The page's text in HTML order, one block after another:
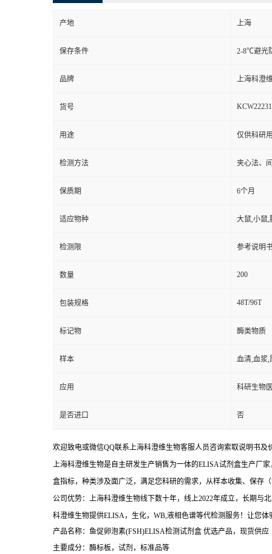
产地 上海
保存条件 2-8℃避光
品牌 上海科澄
货号 KCW22231
用途 仅供科研
检测方法 夹心法、
保质期 6个月
适应物种 大鼠,小鼠,
检测限 参考说明
数量 200
包装规格 48T/96T
标记物 酶类物质
样本 血清,血浆,
应用 科研生物
是否进口 否
欢迎致电或微信QQ联系上海科澄维生物客服人员咨询索取说明书及
上海科澄维生物是自主研发生产销售为一体的ELISA试剂盒生产厂
盒指标，种类涉及面广泛，满足您科研的需求，从样本收集、保存
公司优势：上海科澄维生物线下数十年，线上2022年成立，长期与
科澄维生物提供ELISA，生化，WB,液相色谱等代检测服务！让您体
产品名称：鱼促卵泡素(FSH)ELISA检测试剂盒 优选产品，现货供应
主要成分：酶标板，试剂，标准品等